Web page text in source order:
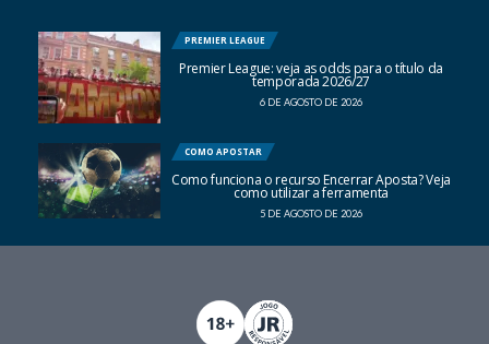
PREMIER LEAGUE
Premier League: veja as odds para o título da
temporada 2026/27
6 DE AGOSTO DE 2026
COMO APOSTAR
Como funciona o recurso Encerrar Aposta? Veja
como utilizar a ferramenta
5 DE AGOSTO DE 2026